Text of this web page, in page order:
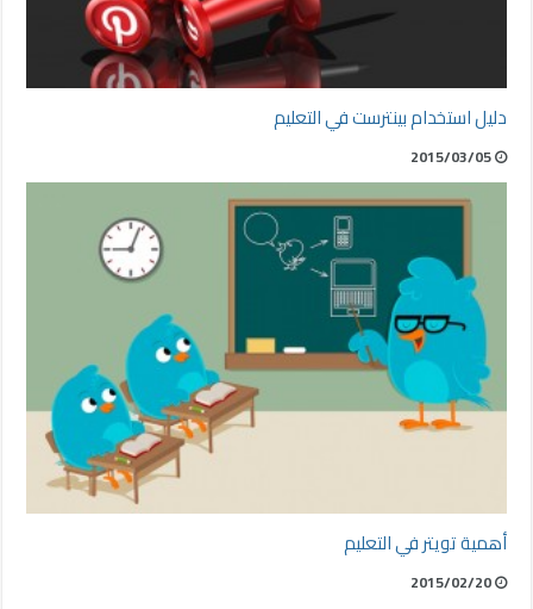
دليل استخدام بينترست في التعليم
2015/03/05
أهمية تويتر في التعليم
2015/02/20